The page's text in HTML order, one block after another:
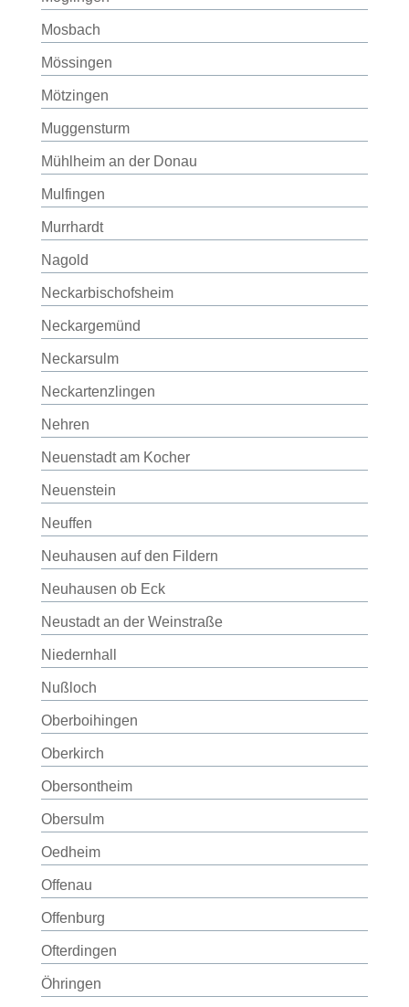
Mosbach
Mössingen
Mötzingen
Muggensturm
Mühlheim an der Donau
Mulfingen
Murrhardt
Nagold
Neckarbischofsheim
Neckargemünd
Neckarsulm
Neckartenzlingen
Nehren
Neuenstadt am Kocher
Neuenstein
Neuffen
Neuhausen auf den Fildern
Neuhausen ob Eck
Neustadt an der Weinstraße
Niedernhall
Nußloch
Oberboihingen
Oberkirch
Obersontheim
Obersulm
Oedheim
Offenau
Offenburg
Ofterdingen
Öhringen